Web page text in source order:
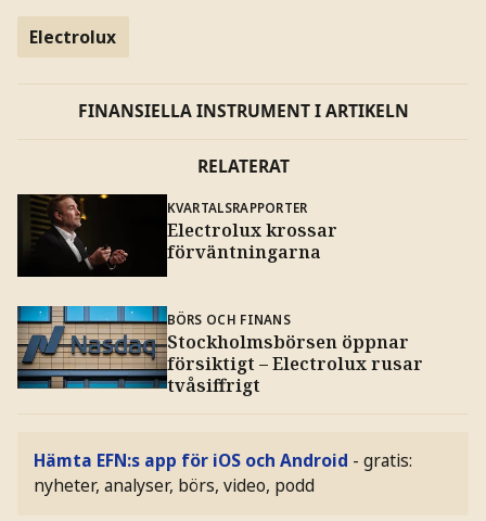
Electrolux
FINANSIELLA INSTRUMENT I ARTIKELN
RELATERAT
KVARTALSRAPPORTER
Electrolux krossar
förväntningarna
BÖRS OCH FINANS
Stockholmsbörsen öppnar
försiktigt – Electrolux rusar
tvåsiffrigt
Hämta EFN:s app för iOS och Android - gratis:
nyheter, analyser, börs, video, podd